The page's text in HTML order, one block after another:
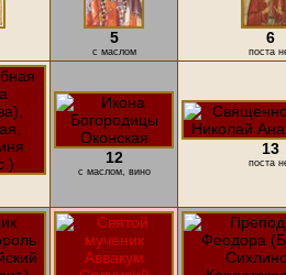
5
с маслом
6
поста
12
с маслом, вино
13
поста